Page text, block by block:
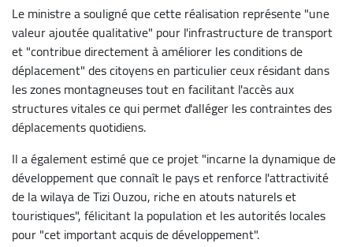
Le ministre a souligné que cette réalisation représente "une
valeur ajoutée qualitative" pour l'infrastructure de transport
et "contribue directement à améliorer les conditions de
déplacement" des citoyens en particulier ceux résidant dans
les zones montagneuses tout en facilitant l'accès aux
structures vitales ce qui permet d'alléger les contraintes des
déplacements quotidiens.
Il a également estimé que ce projet "incarne la dynamique de
développement que connaît le pays et renforce l'attractivité
de la wilaya de Tizi Ouzou, riche en atouts naturels et
touristiques", félicitant la population et les autorités locales
pour "cet important acquis de développement".